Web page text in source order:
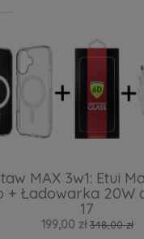
MAX 3w1: Etui
+ Ładowarka 20W
17
199,00 zł 348,00 zł